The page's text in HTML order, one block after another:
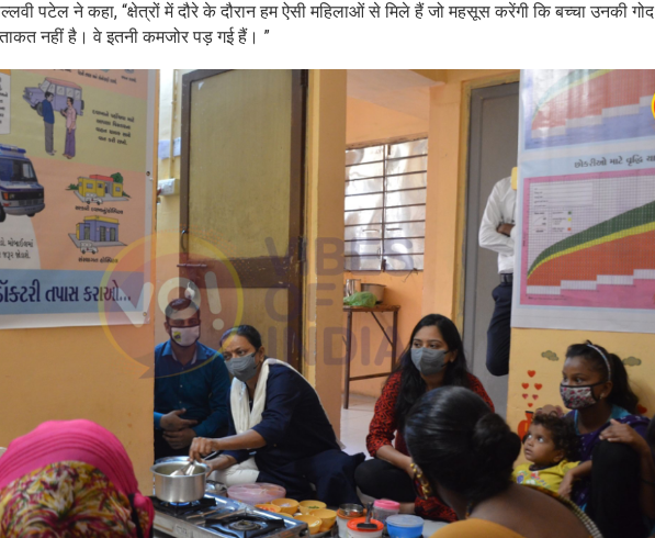
पटेल ने कहा, “क्षेत्रों में दौरे के दौरान हम ऐसी महिलाओं से मिले हैं जो महसूस करेंगी कि बच्चा उनकी गोद
नहीं है। वे इतनी कमजोर पड़ गई हैं। ”